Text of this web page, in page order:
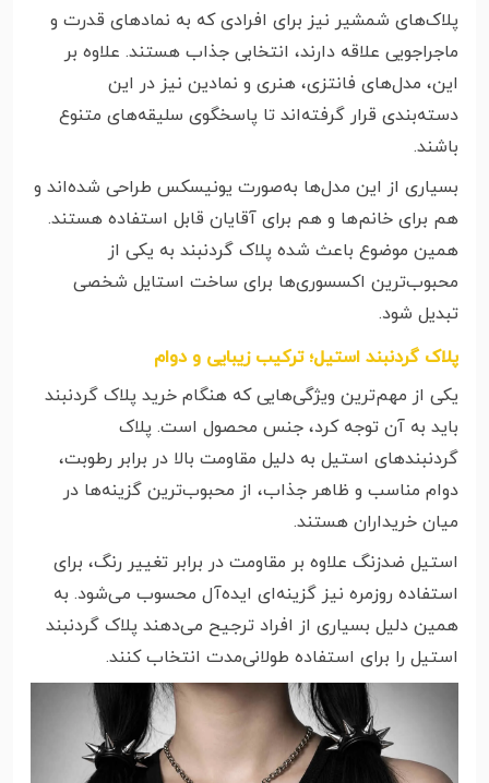
پلاک‌های شمشیر نیز برای افرادی که به نمادهای قدرت و
ماجراجویی علاقه دارند، انتخابی جذاب هستند. علاوه بر
این، مدل‌های فانتزی، هنری و نمادین نیز در این
دسته‌بندی قرار گرفته‌اند تا پاسخگوی سلیقه‌های متنوع
باشند.
بسیاری از این مدل‌ها به‌صورت یونیسکس طراحی شده‌اند و
هم برای خانم‌ها و هم برای آقایان قابل استفاده هستند.
همین موضوع باعث شده پلاک گردنبند به یکی از
محبوب‌ترین اکسسوری‌ها برای ساخت استایل شخصی
تبدیل شود.
پلاک گردنبند استیل؛ ترکیب زیبایی و دوام
یکی از مهم‌ترین ویژگی‌هایی که هنگام خرید پلاک گردنبند
باید به آن توجه کرد، جنس محصول است. پلاک
گردنبندهای استیل به دلیل مقاومت بالا در برابر رطوبت،
دوام مناسب و ظاهر جذاب، از محبوب‌ترین گزینه‌ها در
میان خریداران هستند.
استیل ضدزنگ علاوه بر مقاومت در برابر تغییر رنگ، برای
استفاده روزمره نیز گزینه‌ای ایده‌آل محسوب می‌شود. به
همین دلیل بسیاری از افراد ترجیح می‌دهند پلاک گردنبند
استیل را برای استفاده طولانی‌مدت انتخاب کنند.